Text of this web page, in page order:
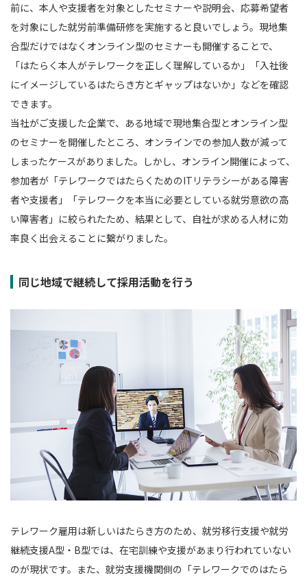
前に、本人や支援者を対象としたセミナーや説明会、応募希望者
を対象にした就労前準備研修を実施すると良いでしょう。現地集
合型だけではなくオンライン型のセミナーも開催することで、
「はたらく本人がテレワークを正しく理解しているか」「入社後
にイメージしているはたらき方とギャップはないか」などを確認
できます。
当社がご支援した企業で、ある地域で現地集合型とオンライン型
のセミナーを開催したところ、オンラインでの参加人数が減って
しまったケースがありました。しかし、オンライン開催によって、
参加者が「テレワークではたらくためのITリテラシーがある障害
者や支援者」「テレワークを本当に必要としている就労意欲の高
い障害者」に絞られたため、結果として、自社が求める人材に効
率良く出会えることに繋がりました。
同じ地域で継続して採用活動を行う
テレワーク雇用は新しいはたらき方のため、就労移行支援や就労
継続支援A型・B型では、在宅訓練や支援があまり行われていない
のが現状です。また、就労支援機関側の「テレワークでのはたら